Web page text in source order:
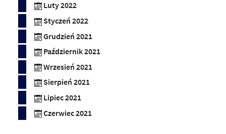
Luty 2022
Styczeń 2022
Grudzień 2021
Październik 2021
Wrzesień 2021
Sierpień 2021
Lipiec 2021
Czerwiec 2021